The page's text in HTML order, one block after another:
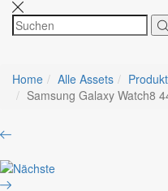
Home Alle Assets
Samsung Galaxy Watch8
Product
Samsung
Watch8
44mm
Nothing
Phone